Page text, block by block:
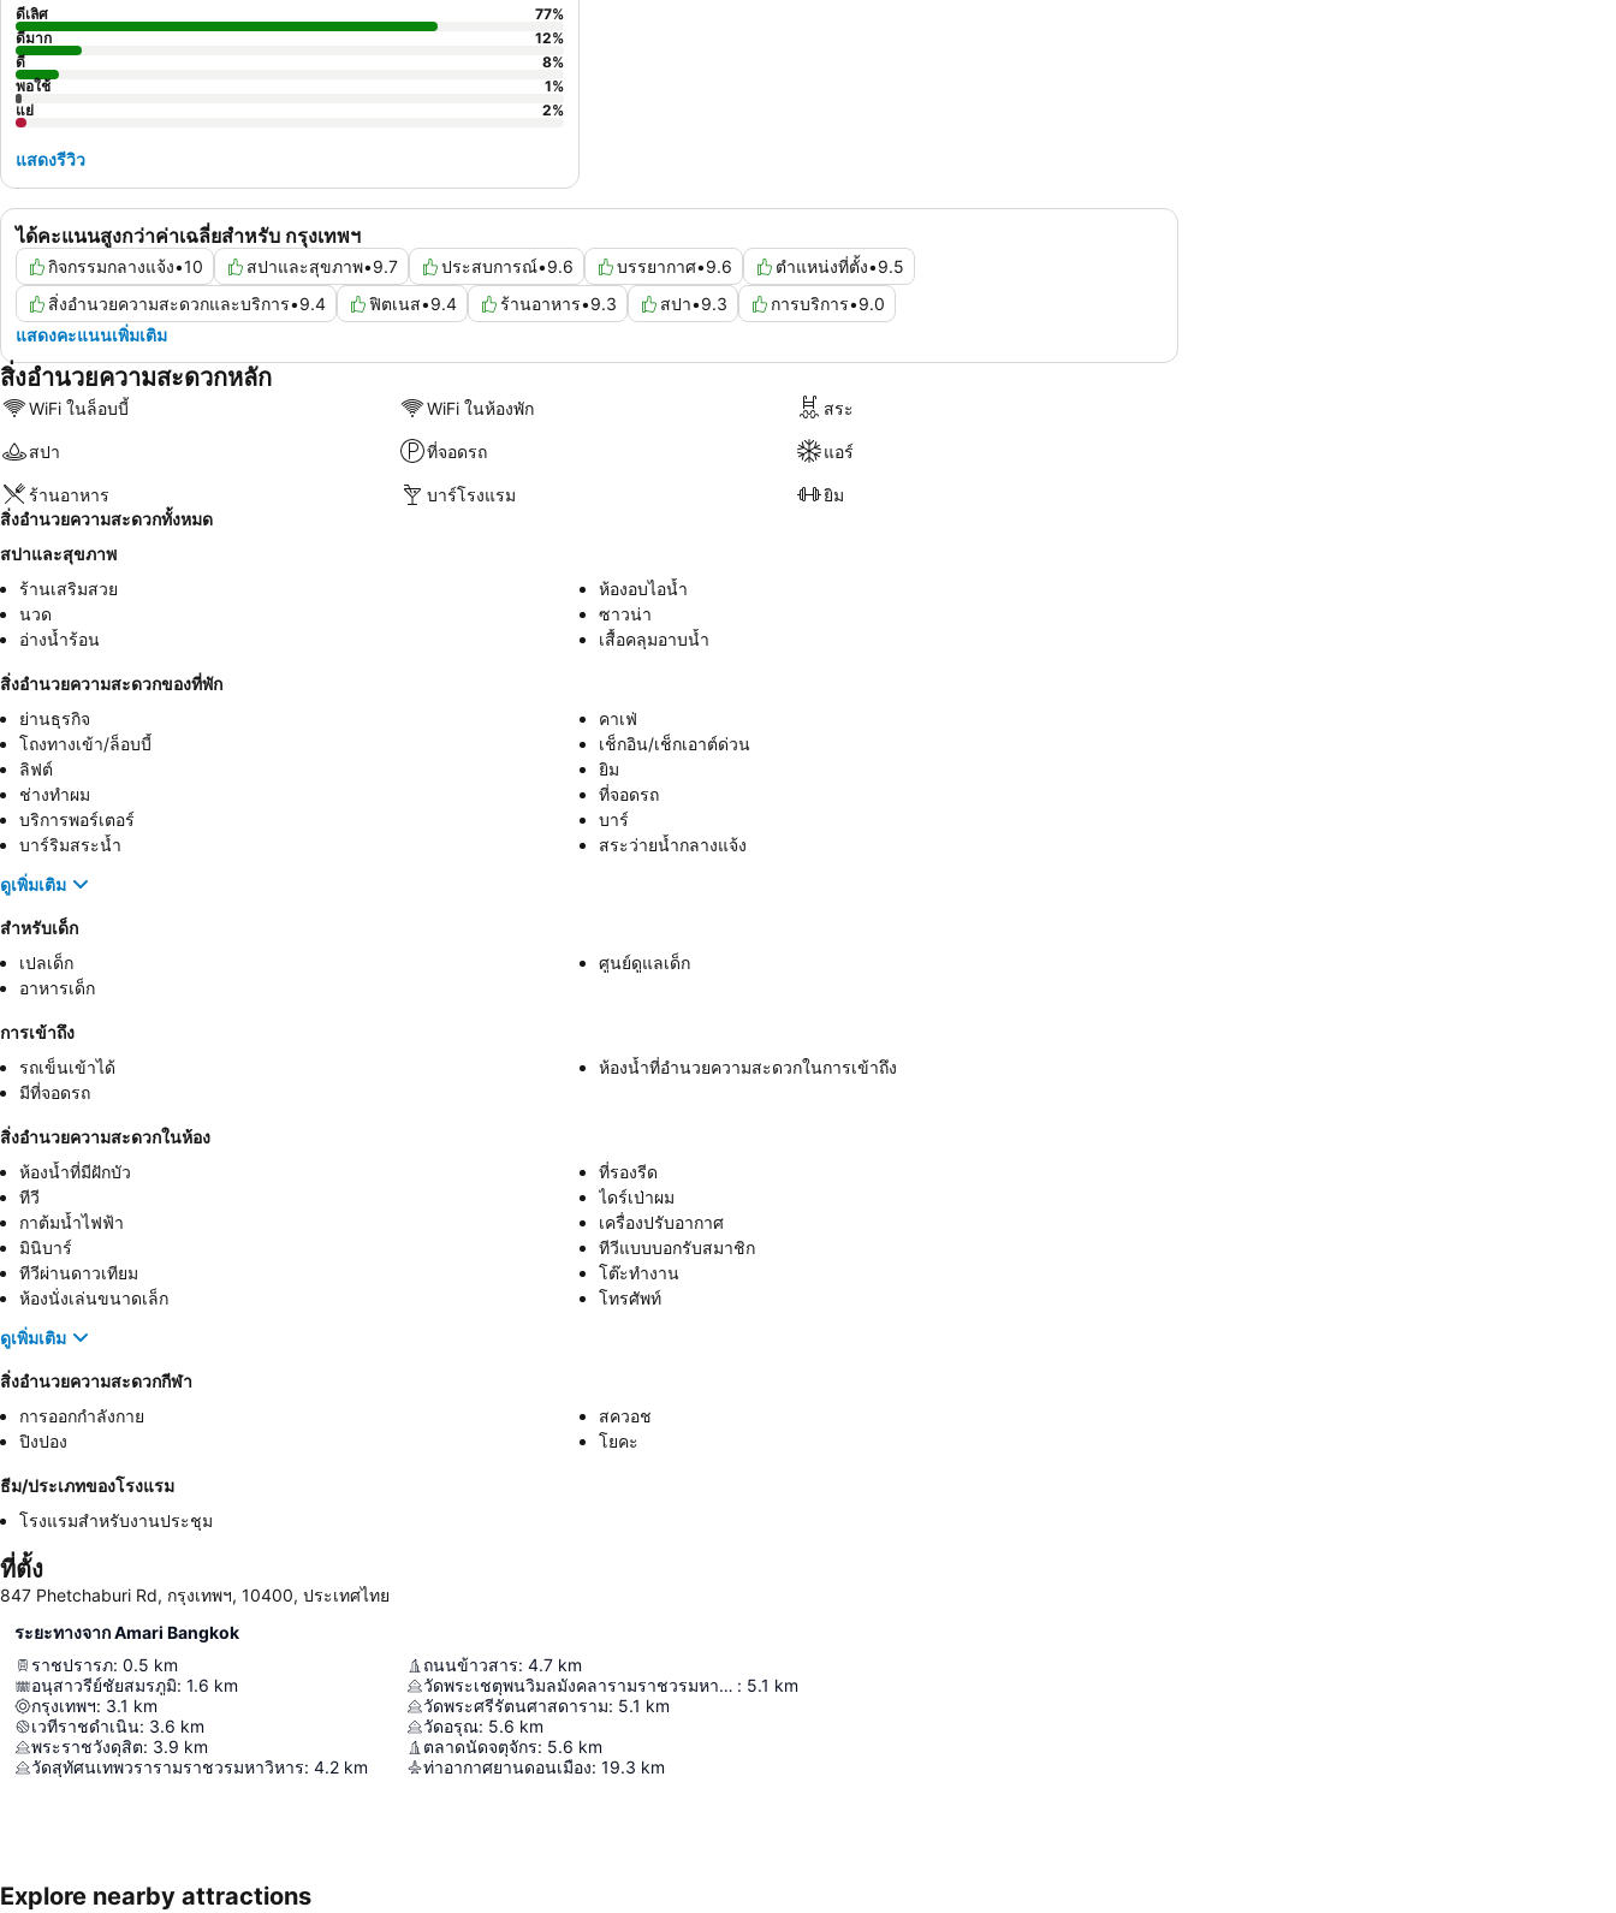
ได้คะแนนสูงกว่าค่าเฉลี่ยสำหรับ กรุงเทพฯ
กิจกรรมกลางแจ้ง•10 สปาและสุขภาพ•9.7 ประสบการณ์•9.6 บรรยากาศ•9.6 ตำแหน่งที่ตั้ง•9.5
สิ่งอำนวยความสะดวกและบริการ•9.4 ฟิตเนส•9.4 ร้านอาหาร•9.3 สปา•9.3 การบริการ•9.0
แสดงคะแนนเพิ่มเติม
ดีเลิศ 77%
ดีมาก
12%
ดี
8%
พอใช้
1%
แย่
2%
แสดงรีวิว
สิ่งอำนวยความสะดวกหลัก
WiFi ในล็อบบี้ WiFi ในห้องพัก สระ
สปา ที่จอดรถ แอร์
ร้านอาหาร บาร์โรงแรม
ยิม
สิ่งอำนวยความสะดวกทั้งหมด
สปาและสุขภาพ
ร้านเสริมสวย
ห้องอบไอน้ำ
นวด
ซาวน่า
อ่างน้ำร้อน
เสื้อคลุมอาบน้ำ
สิ่งอำนวยความสะดวกของที่พัก
ย่านธุรกิจ
คาเฟ่
โถงทางเข้า/ล็อบบี้
เช็กอิน/เช็กเอาต์ด่วน
ลิฟต์
ยิม
ช่างทำผม
ที่จอดรถ
บริการพอร์เตอร์
บาร์
บาร์ริมสระน้ำ
สระว่ายน้ำกลางแจ้ง
ดูเพิ่มเติม
สำหรับเด็ก
เปลเด็ก
ศูนย์ดูแลเด็ก
อาหารเด็ก
การเข้าถึง
รถเข็นเข้าได้
ห้องน้ำที่อำนวยความสะดวกในการเข้าถึง
มีที่จอดรถ
สิ่งอำนวยความสะดวกในห้อง
ห้องน้ำที่มีฝักบัว
ที่รองรีด
ทีวี
ไดร์เป่าผม
กาต้มน้ำไฟฟ้า
เครื่องปรับอากาศ
มินิบาร์
ทีวีแบบบอกรับสมาชิก
ทีวีผ่านดาวเทียม
โต๊ะทำงาน
ห้องนั่งเล่นขนาดเล็ก
โทรศัพท์
ดูเพิ่มเติม
สิ่งอำนวยความสะดวกกีฬา
การออกกำลังกาย
สควอช
ปิงปอง
โยคะ
ธีม/ประเภทของโรงแรม
โรงแรมสำหรับงานประชุม
ที่ตั้ง
847 Phetchaburi Rd, กรุงเทพฯ, 10400, ประเทศไทย
ระยะทางจาก Amari Bangkok
ราชปรารภ: 0.5 km
อนุสาวรีย์ชัยสมรภูมิ: 1.6 km
กรุงเทพฯ: 3.1 km
เวทีราชดำเนิน: 3.6 km
พระราชวังดุสิต: 3.9 km
วัดสุทัศนเทพวรารามราชวรมหาวิหาร: 4.2 km
ถนนข้าวสาร: 4.7 km
วัดพระเชตุพนวิมลมังคลารามราชวรมหาวิหาร : 5.1 km
วัดพระศรีรัตนศาสดาราม: 5.1 km
วัดอรุณ: 5.6 km
ตลาดนัดจตุจักร: 5.6 km
ท่าอากาศยานดอนเมือง: 19.3 km
Explore nearby attractions